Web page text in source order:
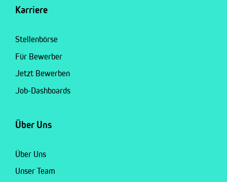
Karriere
Stellenbörse
Für Bewerber
Jetzt Bewerben
Job-Dashboards
Über Uns
Über Uns
Unser Team